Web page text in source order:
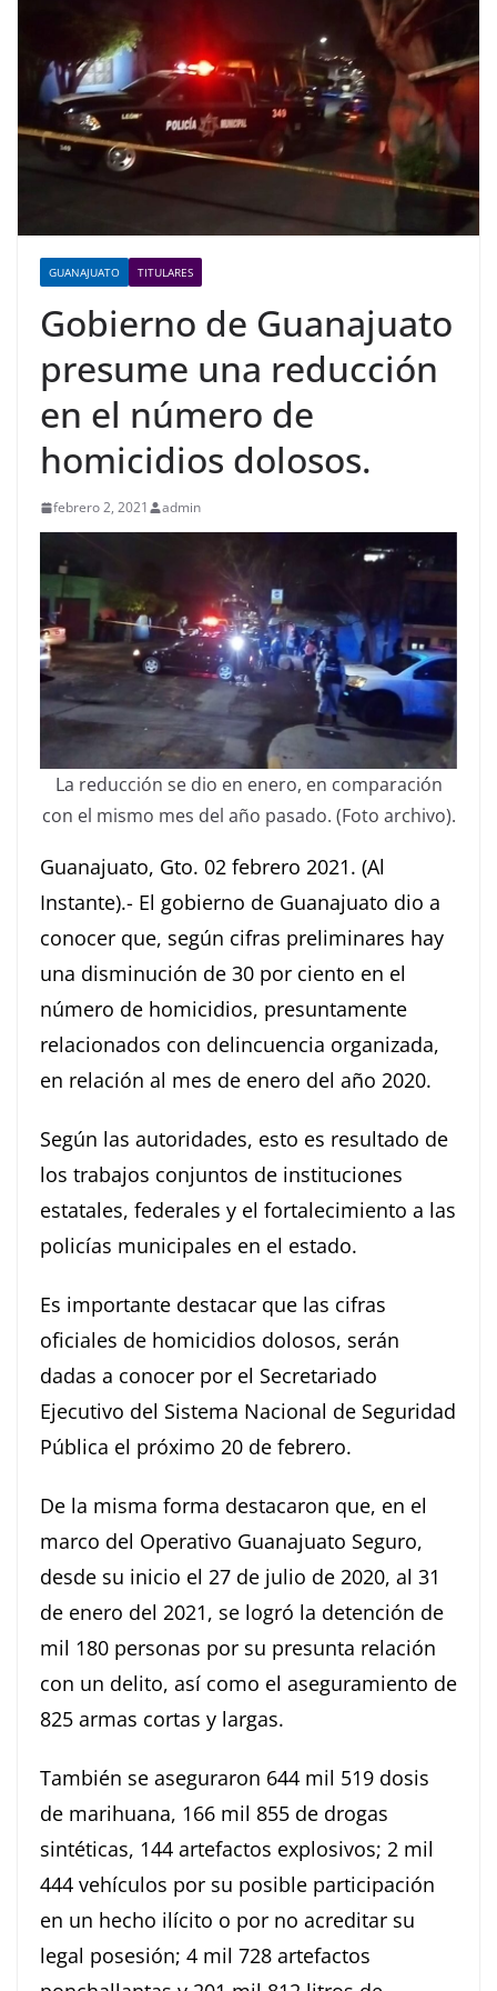
GUANAJUATO TITULARES
Gobierno de Guanajuato
presume una reducción
en el número de
homicidios dolosos.
febrero 2, 2021 admin
La reducción se dio en enero, en comparación
con el mismo mes del año pasado. (Foto archivo).
Guanajuato, Gto. 02 febrero 2021. (Al
Instante).- El gobierno de Guanajuato dio a
conocer que, según cifras preliminares hay
una disminución de 30 por ciento en el
número de homicidios, presuntamente
relacionados con delincuencia organizada,
en relación al mes de enero del año 2020.
Según las autoridades, esto es resultado de
los trabajos conjuntos de instituciones
estatales, federales y el fortalecimiento a las
policías municipales en el estado.
Es importante destacar que las cifras
oficiales de homicidios dolosos, serán
dadas a conocer por el Secretariado
Ejecutivo del Sistema Nacional de Seguridad
Pública el próximo 20 de febrero.
De la misma forma destacaron que, en el
marco del Operativo Guanajuato Seguro,
desde su inicio el 27 de julio de 2020, al 31
de enero del 2021, se logró la detención de
mil 180 personas por su presunta relación
con un delito, así como el aseguramiento de
825 armas cortas y largas.
También se aseguraron 644 mil 519 dosis
de marihuana, 166 mil 855 de drogas
sintéticas, 144 artefactos explosivos; 2 mil
444 vehículos por su posible participación
en un hecho ilícito o por no acreditar su
legal posesión; 4 mil 728 artefactos